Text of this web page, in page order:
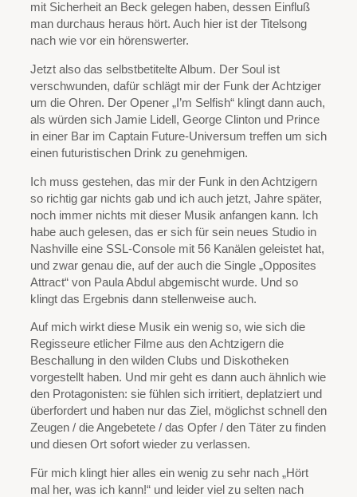
mit Sicherheit an Beck gelegen haben, dessen Einfluß
man durchaus heraus hört. Auch hier ist der Titelsong
nach wie vor ein hörenswerter.
Jetzt also das selbstbetitelte Album. Der Soul ist
verschwunden, dafür schlägt mir der Funk der Achtziger
um die Ohren. Der Opener „I’m Selfish“ klingt dann auch,
als würden sich Jamie Lidell, George Clinton und Prince
in einer Bar im Captain Future-Universum treffen um sich
einen futuristischen Drink zu genehmigen.
Ich muss gestehen, das mir der Funk in den Achtzigern
so richtig gar nichts gab und ich auch jetzt, Jahre später,
noch immer nichts mit dieser Musik anfangen kann. Ich
habe auch gelesen, das er sich für sein neues Studio in
Nashville eine SSL-Console mit 56 Kanälen geleistet hat,
und zwar genau die, auf der auch die Single „Opposites
Attract“ von Paula Abdul abgemischt wurde. Und so
klingt das Ergebnis dann stellenweise auch.
Auf mich wirkt diese Musik ein wenig so, wie sich die
Regisseure etlicher Filme aus den Achtzigern die
Beschallung in den wilden Clubs und Diskotheken
vorgestellt haben. Und mir geht es dann auch ähnlich wie
den Protagonisten: sie fühlen sich irritiert, deplatziert und
überfordert und haben nur das Ziel, möglichst schnell den
Zeugen / die Angebetete / das Opfer / den Täter zu finden
und diesen Ort sofort wieder zu verlassen.
Für mich klingt hier alles ein wenig zu sehr nach „Hört
mal her, was ich kann!“ und leider viel zu selten nach